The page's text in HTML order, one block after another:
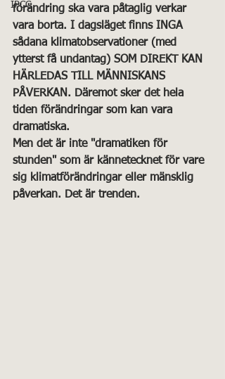
IPCC
förändring ska vara påtaglig verkar
vara borta. I dagsläget finns INGA
sådana klimatobservationer (med
ytterst få undantag) SOM DIREKT KAN
HÄRLEDAS TILL MÄNNISKANS
PÅVERKAN. Däremot sker det hela
tiden förändringar som kan vara
dramatiska.
Men det är inte "dramatiken för
stunden" som är kännetecknet för vare
sig klimatförändringar eller mänsklig
påverkan. Det är trenden.